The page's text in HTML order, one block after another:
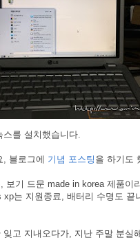
를 설치했습니다.
, 블로그에 기념 포스팅 을 하기도
보기 드문 made in korea 제품이
는 지원종료, 배터리 수명도 끝
고 지내오다가, 지난 주말 분실